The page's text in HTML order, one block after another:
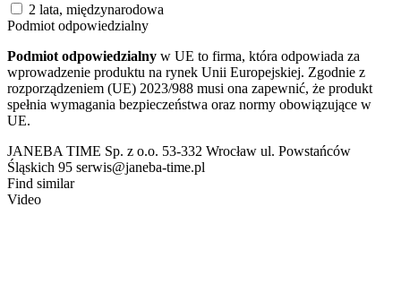
2 lata, międzynarodowa
Podmiot odpowiedzialny
Podmiot odpowiedzialny w UE to firma, która odpowiada za
wprowadzenie produktu na rynek Unii Europejskiej. Zgodnie z
rozporządzeniem (UE) 2023/988 musi ona zapewnić, że produkt
spełnia wymagania bezpieczeństwa oraz normy obowiązujące w
UE.
JANEBA TIME Sp. z o.o. 53-332 Wrocław ul. Powstańców
Śląskich 95 serwis@janeba-time.pl
Find similar
Video